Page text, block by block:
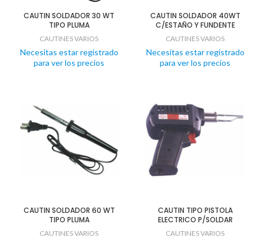
CAUTIN SOLDADOR 30 WT
TIPO PLUMA
CAUTINES VARIOS
Necesitas estar registrado
para ver los precios
CAUTIN SOLDADOR 40WT
C/ESTAÑO Y FUNDENTE
CAUTINES VARIOS
Necesitas estar registrado
para ver los precios
CAUTIN SOLDADOR 60 WT
TIPO PLUMA
CAUTINES VARIOS
CAUTIN TIPO PISTOLA
ELECTRICO P/SOLDAR
CAUTINES VARIOS